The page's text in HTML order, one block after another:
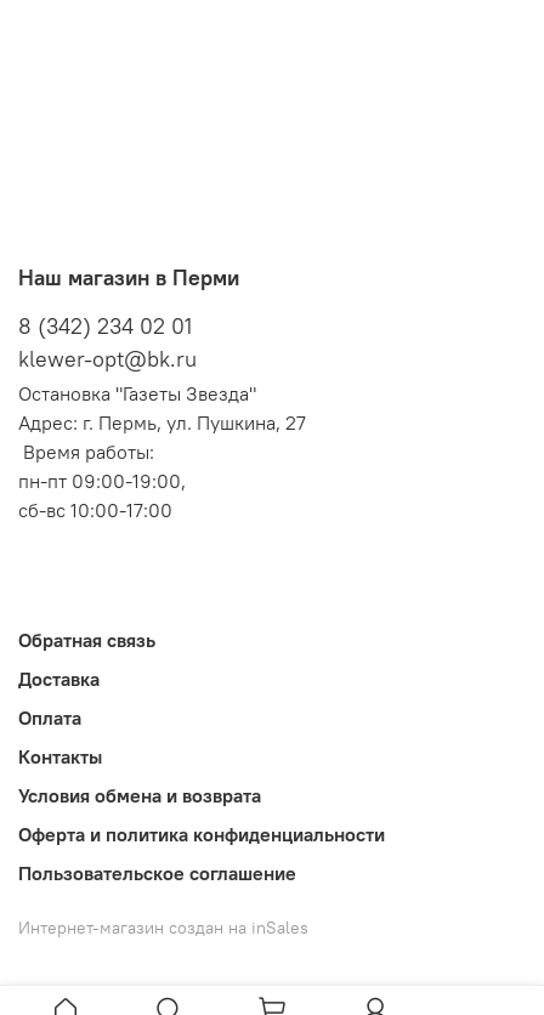
Наш магазин в Перми
8 (342) 234 02 01
klewer-opt@bk.ru
Остановка "Газеты Звезда"
Адрес: г. Пермь, ул. Пушкина, 27
Время работы:
пн-пт 09:00-19:00,
сб-вс 10:00-17:00
Обратная связь
Доставка
Оплата
Контакты
Условия обмена и возврата
Оферта и политика конфиденциальности
Пользовательское соглашение
Интернет-магазин создан на inSales